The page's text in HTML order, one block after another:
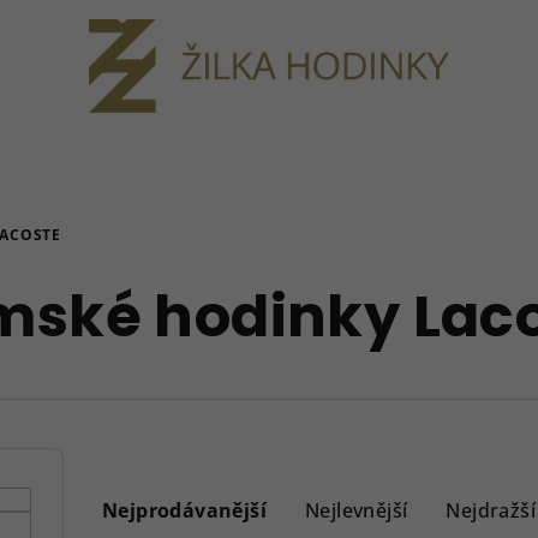
hodinky
a
Nejprodávanější Nejlevnější Nejdražší